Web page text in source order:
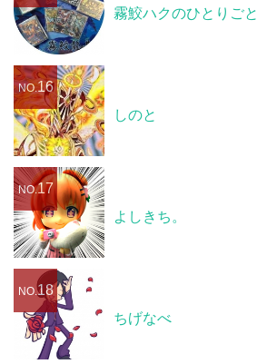
霧鮫ハクのひとりごと
NO.16
しのと
NO.17
よしきち。
NO.18
ちげなべ